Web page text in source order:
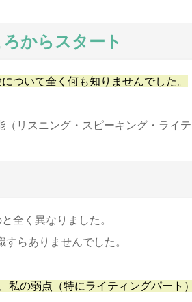
からスタート
ついて全く何も知りませんでした。
リスニング・スピーキング・ライ
全く異なりました。
らありませんでした。
私の弱点（特にライティングパー